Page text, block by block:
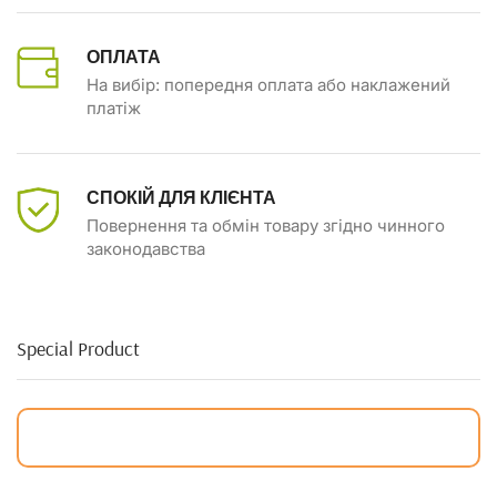
ОПЛАТА
На вибір: попередня оплата або наклажений
платіж
СПОКІЙ ДЛЯ КЛІЄНТА
Повернення та обмін товару згідно чинного
законодавства
Special Product